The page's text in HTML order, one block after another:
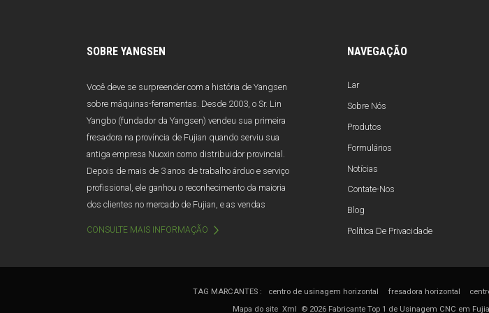
SOBRE YANGSEN
Você deve se surpreender com a história de Yangsen
sobre máquinas-ferramentas. Desde 2003, o Sr. Lin
Yangbo (fundador da Yangsen) vendeu sua primeira
fresadora na província de Fujian quando serviu sua
antiga empresa Nuoxin como distribuidor provincial.
Depois de mais de 3 anos de trabalho árduo e serviço
profissional, ele ganhou o reconhecimento da maioria
dos clientes no mercado de Fujian, e as vendas
devido a má gestão e mudanças de gestão, a Nuoxin
CONSULTE MAIS INFORMAÇÃO
NAVEGAÇÃO
Lar
Sobre Nós
Produtos
Formulários
Notícias
Contate-Nos
Blog
Política De Privacidade
TAG MARCANTES : centro de usinagem horizontal fresadora horizontal
Mapa do site Xml © 2026 Fabricante Top 1 de Usinagem CNC em